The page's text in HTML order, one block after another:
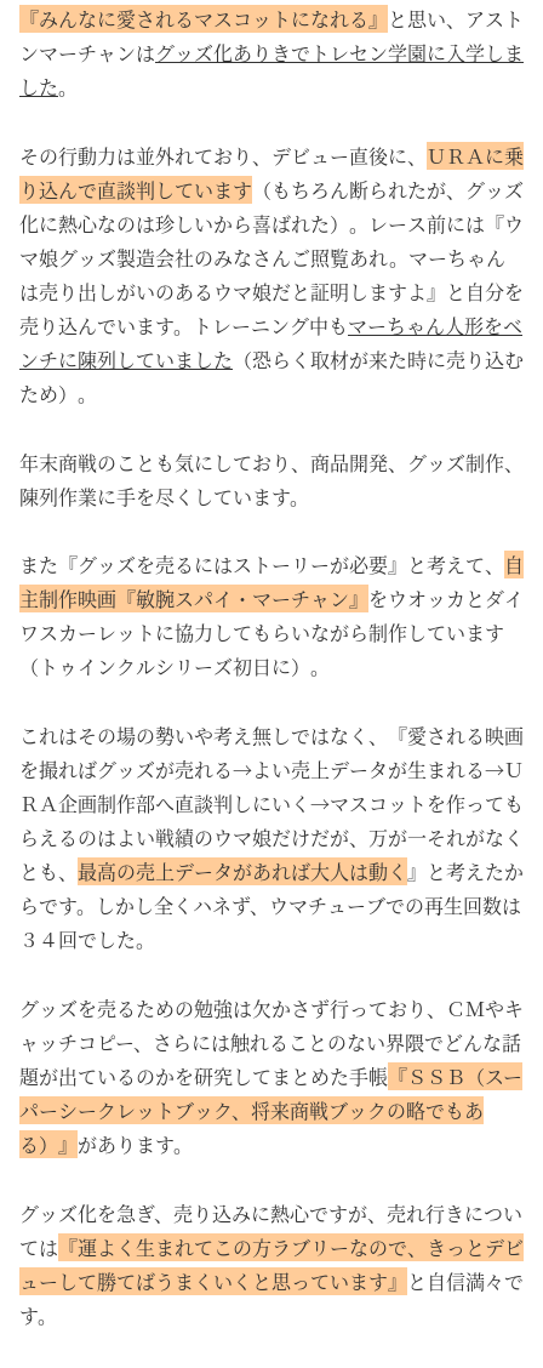
『みんなに愛されるマスコットになれる』 と思い、アスト
ンマーチャンはグッズ化ありきでトレセン学園に入学しま
した。
その行動力は並外れており、デビュー直後に、 ＵＲＡに乗
り込んで直談判しています （もちろん断られたが、グッズ
化に熱心なのは珍しいから喜ばれた）。レース前には『ウ
マ娘グッズ製造会社のみなさんご照覧あれ。マーちゃん
は売り出しがいのあるウマ娘だと証明しますよ』と自分を
売り込んでいます。トレーニング中もマーちゃん人形をベ
ンチに陳列していました （恐らく取材が来た時に売り込む
ため）。
年末商戦のことも気にしており、商品開発、グッズ制作、
陳列作業に手を尽くしています。
また『グッズを売るにはストーリーが必要』と考えて、
自
主制作映画『敏腕スパイ・マーチャン』 をウオッカとダイ
ワスカーレットに協力してもらいながら制作しています
（トゥインクルシリーズ初日に）。
これはその場の勢いや考え無しではなく、『愛される映画
を撮ればグッズが売れる→よい売上データが生まれる→Ｕ
ＲＡ企画制作部へ直談判しにいく→マスコットを作っても
らえるのはよい戦績のウマ娘だけだが、万が一それがなく
とも、 最高の売上データがあれば大人は動く 』と考えたか
らです。しかし全くハネず、ウマチューブでの再生回数は
３４回でした。
グッズを売るための勉強は欠かさず行っており、ＣＭやキ
ャッチコピー、さらには触れることのない界隈でどんな話
題が出ているのかを研究してまとめた手帳 『ＳＳＢ（スー
パーシークレットブック、将来商戦ブックの略でもあ
る）』 があります。
グッズ化を急ぎ、売り込みに熱心ですが、売れ行きについ
ては 『運よく生まれてこの方ラブリーなので、きっとデビ
ューして勝てばうまくいくと思っています』 と自信満々で
す。